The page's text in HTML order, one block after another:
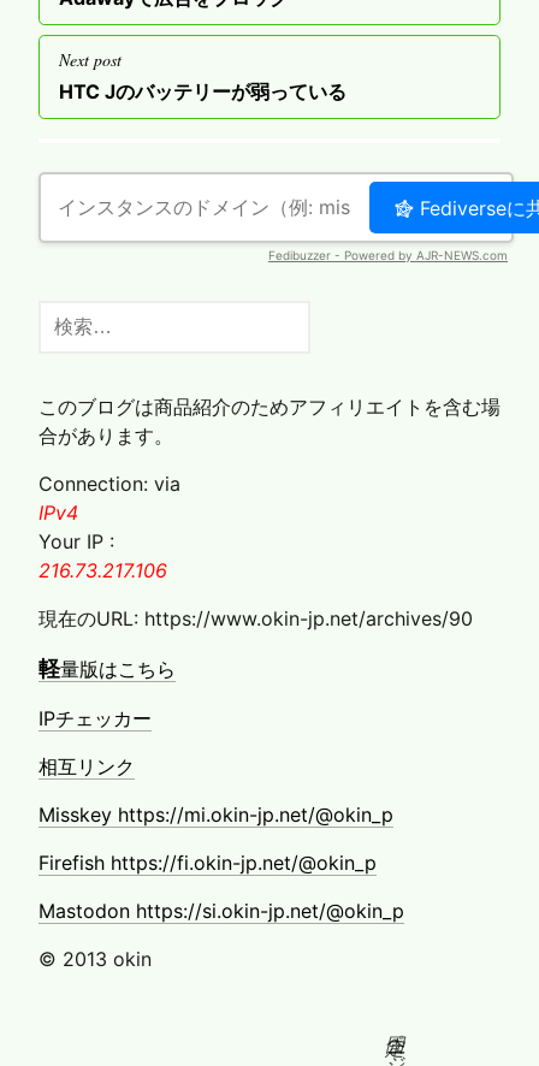
ナ
ビ
ゲ
ー
ョ
ン
Next post
Next
HTC Jのバッテリーが弱っている
索:
このブログは商品紹介のためアフィリエイトを含む場
合があります。
Connection: via
IPv4
Your IP :
216.73.217.106
現在のURL: https://www.okin-jp.net/archives/90
軽量版はこちら
IPチェッカー
相互リンク
Misskey https://mi.okin-jp.net/@okin_p
Firefish https://fi.okin-jp.net/@okin_p
Mastodon https://si.okin-jp.net/@okin_p
© 2013 okin
固定ページ